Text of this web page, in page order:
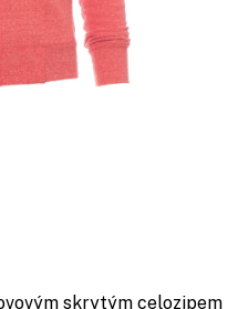
skrytým celozipem